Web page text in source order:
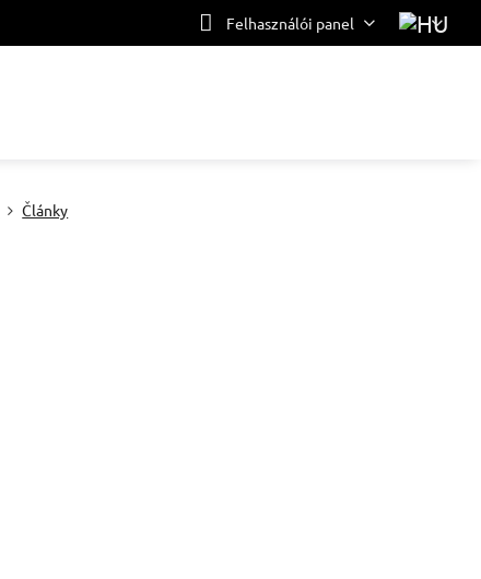
Felhasználói panel
Články